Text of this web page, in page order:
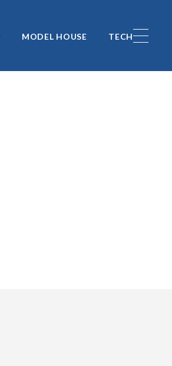
MODEL HOUSE TECH